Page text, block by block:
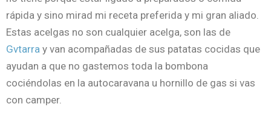
rápida y sino mirad mi receta preferida y mi gran aliado.
Estas acelgas no son cualquier acelga, son las de
Gvtarra y van acompañadas de sus patatas cocidas que
ayudan a que no gastemos toda la bombona
cociéndolas en la autocaravana u hornillo de gas si vas
con camper.